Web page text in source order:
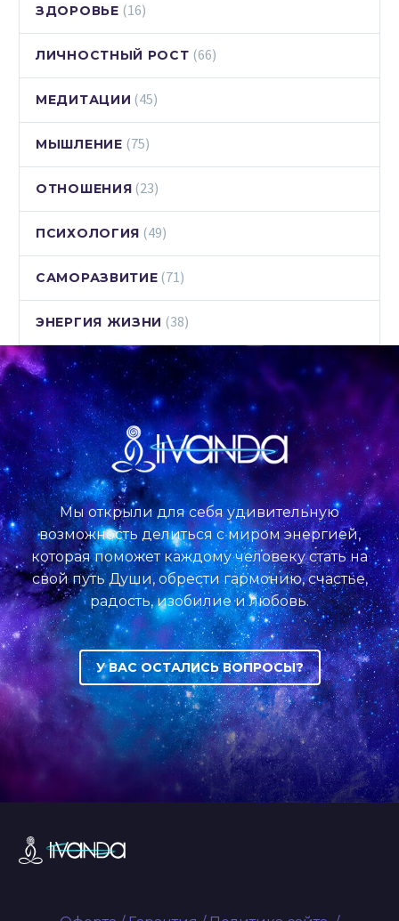
ЗДОРОВЬЕ (16)
ЛИЧНОСТНЫЙ РОСТ (66)
МЕДИТАЦИИ (45)
МЫШЛЕНИЕ (75)
ОТНОШЕНИЯ (23)
ПСИХОЛОГИЯ (49)
САМОРАЗВИТИЕ (71)
ЭНЕРГИЯ ЖИЗНИ (38)
Мы открыли для себя удивительную
возможность делиться с миром энергией,
которая поможет каждому человеку стать на
свой путь Души, обрести гармонию, счастье,
радость, изобилие и любовь.
У ВАС ОСТАЛИСЬ ВОПРОСЫ?